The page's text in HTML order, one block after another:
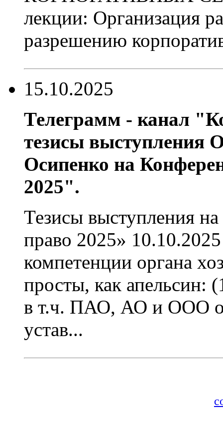
лекции: Организация
разрешению
15.10.2025
Телеграмм - канал
тезисы выступления
Осипенко на
2025".
Тезисы выступления
право 2025»
компетенции органа
просты, как апельсин:
в т.ч. ПАО, АО и ООО
устав...